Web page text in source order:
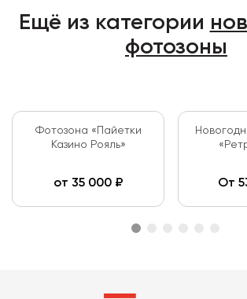
Ещё из категории
фотозоны
Фотозона «Пайетки
Казино Рояль»
от 35 000₽ От